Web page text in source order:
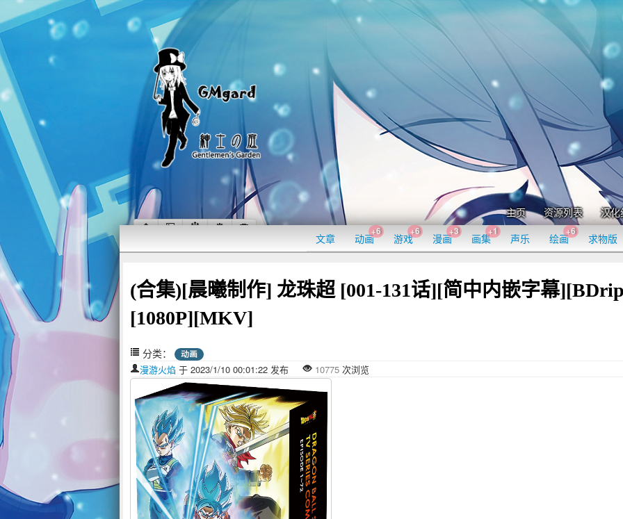
主页 资源列表 汉化
文章 动画
+6
游戏
+6
漫画
+3
画集
+1
声乐 绘画
+6
求物版
(合集)[晨曦制作] 龙珠超 [001-131话][简中内嵌字幕
[1080P][MKV]
分类： 动画
漫游火焰 于 2023/1/10 00:01:22 发布 10775 次浏览